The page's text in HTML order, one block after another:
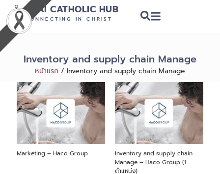
THAI CATHOLIC HUB
CONNECTING IN CHRIST
Inventory and supply chain Manage
หน้าแรก / Inventory and supply chain Manage
Marketing – Haco Group
Inventory and supply chain
Manage – Haco Group (1
ตำแหน่ง)